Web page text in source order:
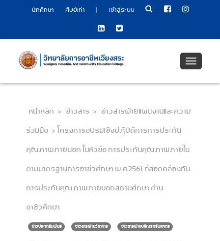
นักศึกษา ศิษย์เก่า | เข้าสู่ระบบ
Toggle
หน้าหลัก > ข่าวสาร > ข่าวสารฝ่ายแผนงานและความ
ร่วมมือ >โครงการอบรมเชิงปฏิบัติการการประกัน
คุณภาพภายนอก ในหัวข้อ การประกันคุณภาพภายใน
ตามมาตรฐานการอาชีวศึกษา พ.ศ.2561 ที่สอดคล้องกับ
การประกันคุณภาพภายนอกสถานศึกษา ด้าน
อาชีวศึกษา
ข่าวประชาสัมพันธ์ ข่าวสารฝ่ายวิชาการ ข่าวสารฝ่ายบริหารทรัพยากร